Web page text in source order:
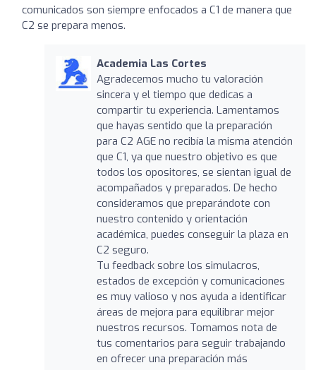
comunicados son siempre enfocados a C1 de manera que
C2 se prepara menos.
Academia Las Cortes
Agradecemos mucho tu valoración
sincera y el tiempo que dedicas a
compartir tu experiencia. Lamentamos
que hayas sentido que la preparación
para C2 AGE no recibía la misma atención
que C1, ya que nuestro objetivo es que
todos los opositores, se sientan igual de
acompañados y preparados. De hecho
consideramos que preparándote con
nuestro contenido y orientación
académica, puedes conseguir la plaza en
C2 seguro.
Tu feedback sobre los simulacros,
estados de excepción y comunicaciones
es muy valioso y nos ayuda a identificar
áreas de mejora para equilibrar mejor
nuestros recursos. Tomamos nota de
tus comentarios para seguir trabajando
en ofrecer una preparación más